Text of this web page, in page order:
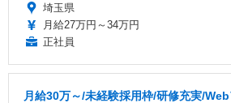
埼玉県
月給27万円～34万円
正社員
月給30万～/未経験採用枠/研修充実/